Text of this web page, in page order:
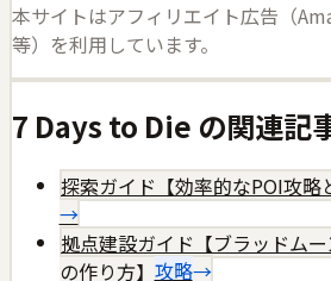
本サイトはアフィリエイト広告（
等）を利用しています。
7 Days to Die の関連記
探索ガイド【効率的なPOI攻略
→
拠点建設ガイド【ブラッドム
の作り方】 攻略→